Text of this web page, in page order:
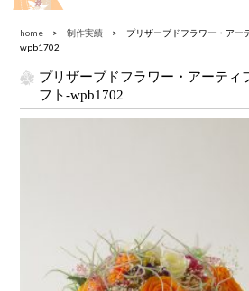
home >制作実績 > プリザーブドフラワー・アー
wpb1702
プリザーブドフラワー・アーティ
フト-wpb1702